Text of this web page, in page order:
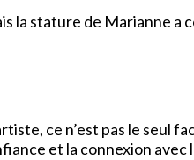
la stature de Marianne a
ce n’est pas le seul
et la connexion